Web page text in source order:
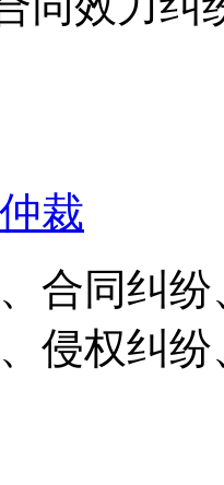
裁
合同纠
侵权纠